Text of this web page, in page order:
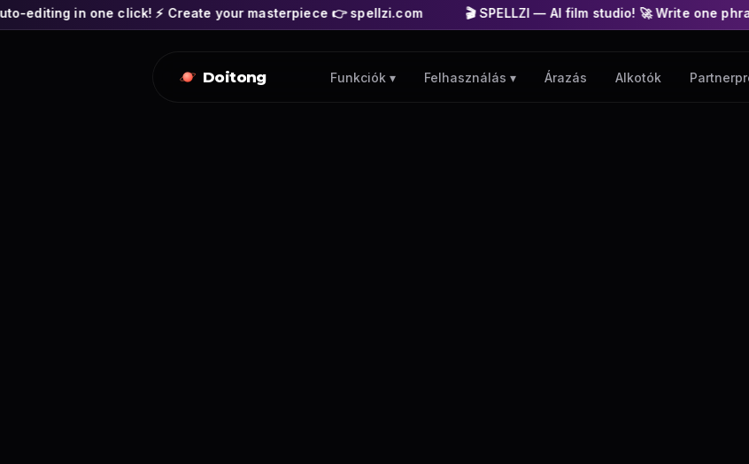
⚡ Create your masterpiece 👉 spellzi.com 🎬 SPELLZI — AI film studio! 🚀 Write one phrase ➔ get a
Doitong Funkciók ▾ Felhasználás ▾ Árazás Alkotók